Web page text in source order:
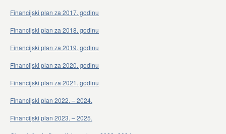
Financijski plan za 2017. godinu
Financijski plan za 2018. godinu
Financijski plan za 2019. godinu
Financijski plan za 2020. godinu
Financijski plan za 2021. godinu
Financijski plan 2022. – 2024.
Financijski plan 2023. – 2025.